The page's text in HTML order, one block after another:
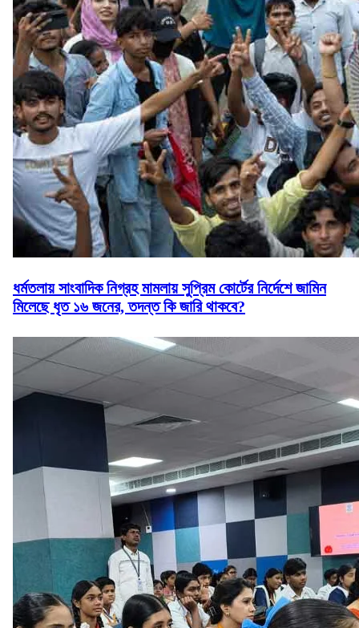
ধর্মতলায় সাংবাদিক নিগ্রহ মামলায় সুপ্রিম কোর্টের নির্দেশে জামিন
মিলেছে ধৃত ১৬ জনের, তদন্ত কি জারি থাকবে?